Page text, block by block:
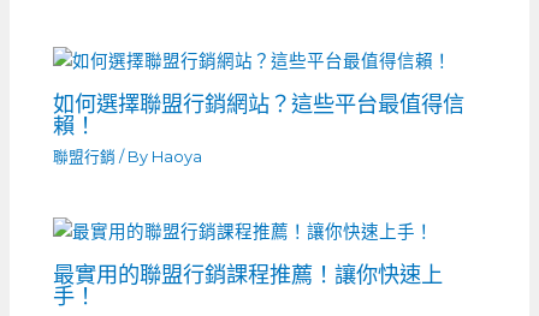
如何選擇聯盟行銷網站？這些平台最值得信
賴！
聯盟行銷 / By Haoya
最實用的聯盟行銷課程推薦！讓你快速上
手！